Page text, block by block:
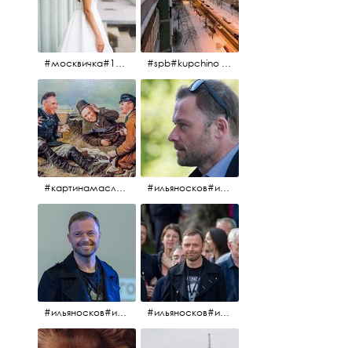
#москвичка#1990#вднх2016#июль2016# #spb#kupchino #крышапотекла
#картинамаслом #картина #охотники#хорошеенастроение #aplgallery #ильяносков#ильяносков2016#очеммолчатфранцузы #санктпетербург #кино#фильфильфильм @ilya_noskov_official
#ильяносков#ильяносков_главныйгерой #санктпетербург #ленфильм# @ilya_noskov_official #контрибуция#очеммолчатфранцузы#эдуардпичугин #ильяносков#ильяносков_главныйгерой @ilya_noskov_official #очеммолчатфранцузы#очёммолчатфранцузы